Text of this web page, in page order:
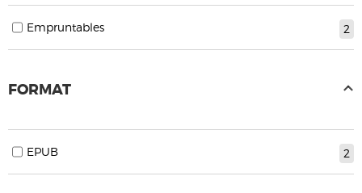
2
Empruntables
FORMAT
2
EPUB